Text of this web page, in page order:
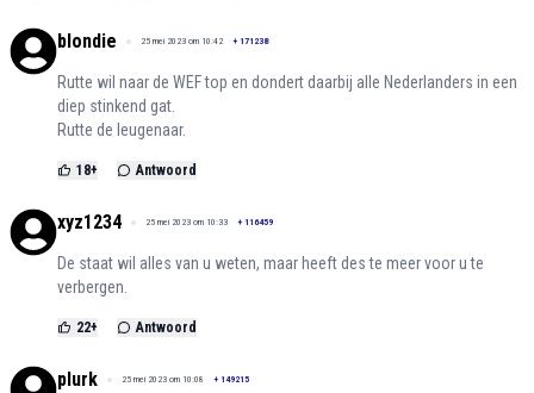
blondie 25 mei 2023 om 10:42 + 171238
Rutte wil naar de WEF top en dondert daarbij alle Nederlanders in een
diep stinkend gat.
Rutte de leugenaar.
18+ Antwoord
xyz1234 25 mei 2023 om 10:33 + 116459
De staat wil alles van u weten, maar heeft des te meer voor u te
verbergen.
22+ Antwoord
plurk 25 mei 2023 om 10:08 + 149215